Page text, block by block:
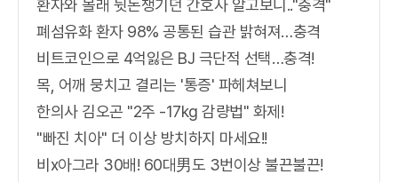
환자와 몰래 뒷돈챙기던 간호사 알고보니.."충격"
폐섬유화 환자 98% 공통된 습관 밝혀져…충격
비트코인으로 4억잃은 BJ 극단적 선택…충격!
목, 어깨 뭉치고 결리는 '통증' 파헤쳐보니
한의사 김오곤 "2주 -17kg 감량법" 화제!
"빠진 치아" 더 이상 방치하지 마세요!!
비x아그라 30배! 60대男도 3번이상 불끈불끈!